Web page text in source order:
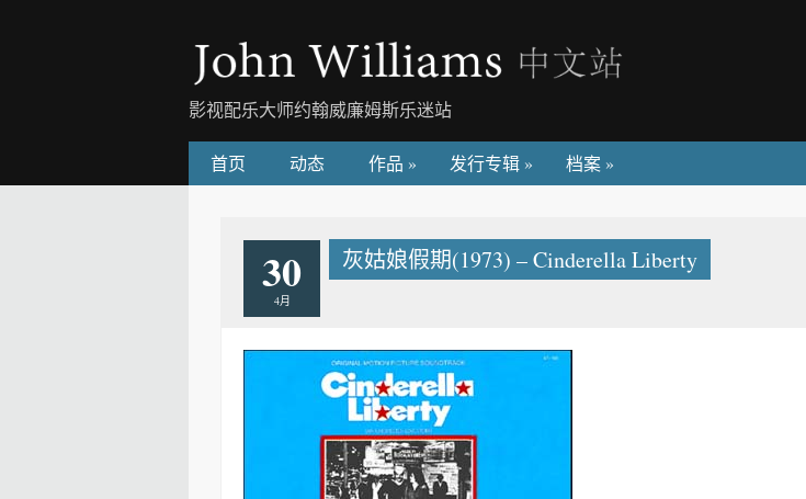
影视配乐大师约翰威廉姆斯乐迷站
首页 动态 作品 » 发行专辑 » 档案 »
30
4月
灰姑娘假期(1973) – Cinderella Liberty